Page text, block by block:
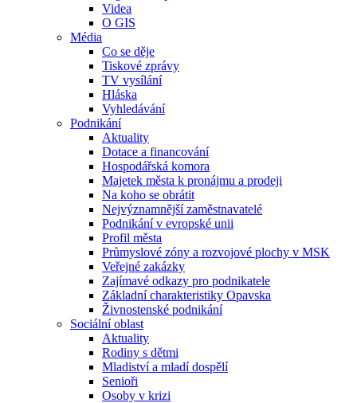
Videa
O GIS
Média
Co se děje
Tiskové zprávy
TV vysílání
Hláska
Vyhledávání
Podnikání
Aktuality
Dotace a financování
Hospodářská komora
Majetek města k pronájmu a prodeji
Na koho se obrátit
Nejvýznamnější zaměstnavatelé
Podnikání v evropské unii
Profil města
Průmyslové zóny a rozvojové plochy v MSK
Veřejné zakázky
Zajímavé odkazy pro podnikatele
Základní charakteristiky Opavska
Živnostenské podnikání
Sociální oblast
Aktuality
Rodiny s dětmi
Mladiství a mladí dospělí
Senioři
Osoby v krizi